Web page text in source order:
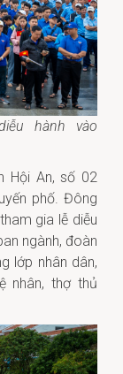
hành vào
Hội An, số 02
phố. Đông
gia lễ diễu
ngành, đoàn
lớp nhân dân,
nhân, thợ thủ